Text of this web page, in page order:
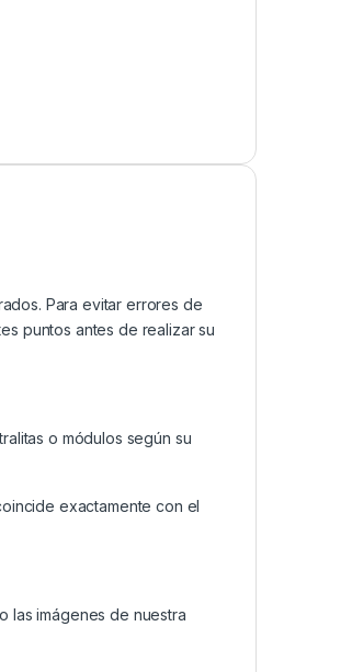
Para evitar errores de
puntos antes de realizar su
o módulos según su
exactamente con el
las imágenes de nuestra